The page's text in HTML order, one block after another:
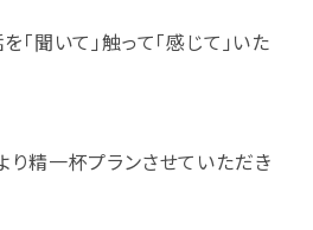
「聞いて」触って「感じて」いた
り精一杯プランさせていただき